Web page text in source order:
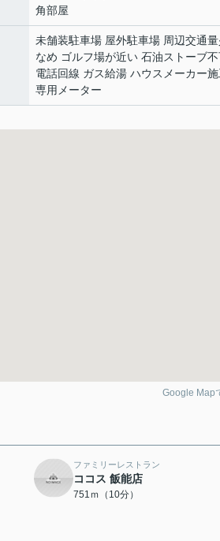
角部屋
未舗装駐車場 屋外駐車場 周辺交通
なめ ゴルフ場が近い 石油ストーブ
電話回線 ガス給湯 ハウスメーカー
専用メーター
Google Map
ファミリーレストラン
ココス 飯能店
751ｍ（10分）